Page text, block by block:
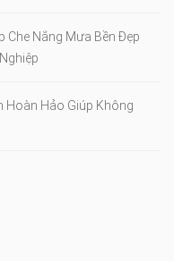
Che Nắng Mưa Bền Đẹp
Hoàn Hảo Giúp Không